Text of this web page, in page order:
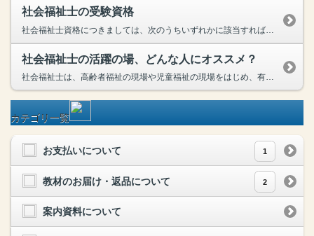
社会福祉士の受験資格
社会福祉士資格につきましては、次のうちいずれかに該当すれば受験できます。１）大学等で「指定科目」を履修した方２）社会福祉士「一般養成施設・短期養成施設」を卒業した方（当講座は「養成施設」ではあり...
社会福祉士の活躍の場、どんな人にオススメ？
社会福祉士は、高齢者福祉の現場や児童福祉の現場をはじめ、有資格者の活躍の場は多彩となっております。様々な問題を抱える現代において、社会的ニーズは高まっています。また、現在介護福祉業界に従事されて...
カテゴリ一覧
お支払いについて 1
教材のお届け・返品について 2
案内資料について